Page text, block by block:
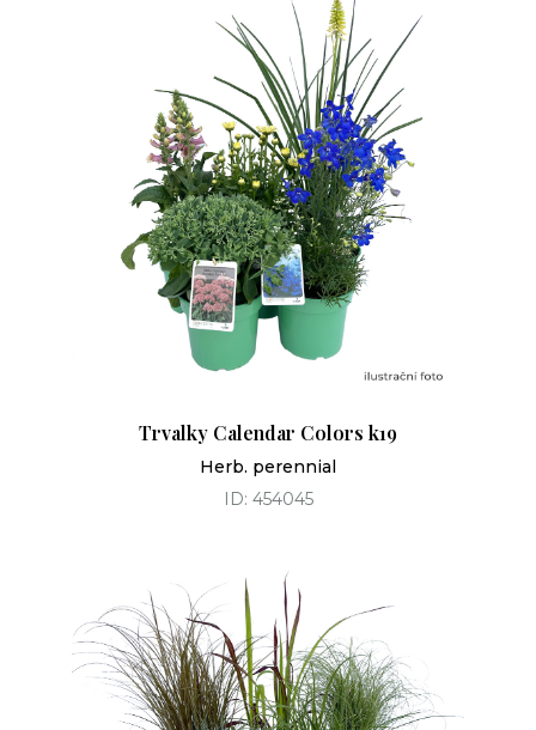
Trvalky Calendar Colors k19
Herb. perennial
ID: 454045